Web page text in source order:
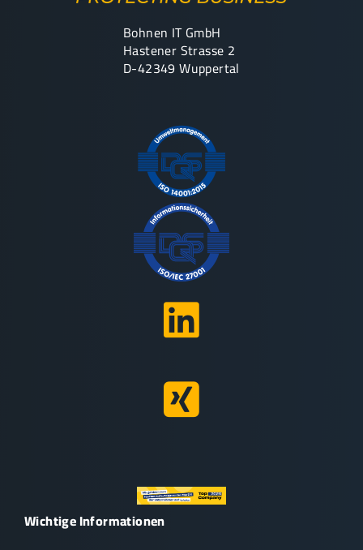
Bohnen IT GmbH
Hastener Strasse 2
D-42349 Wuppertal
Wichtige Informationen